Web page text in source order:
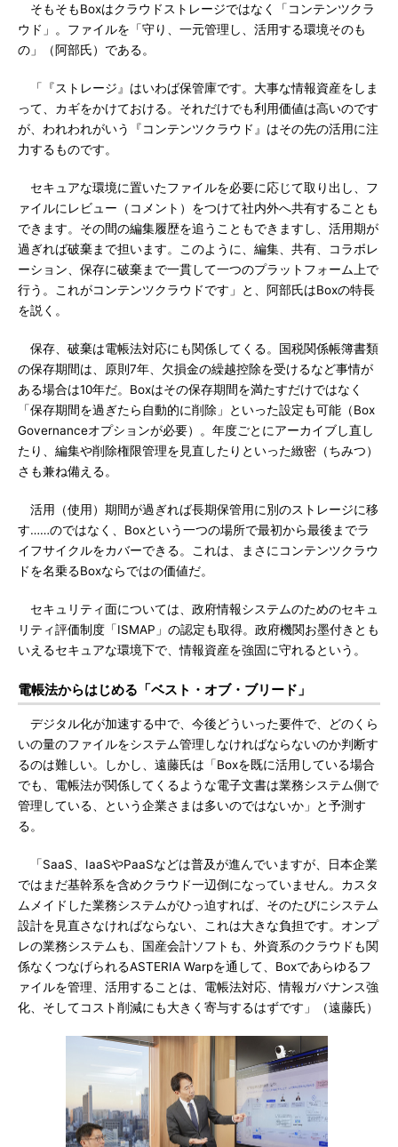
そもそもBoxはクラウドストレージではなく「コンテンツクラ
ウド」。ファイルを「守り、一元管理し、活用する環境そのも
の」（阿部氏）である。
「『ストレージ』はいわば保管庫です。大事な情報資産をしま
って、カギをかけておける。それだけでも利用価値は高いのです
が、われわれがいう『コンテンツクラウド』はその先の活用に注
力するものです。
セキュアな環境に置いたファイルを必要に応じて取り出し、フ
ァイルにレビュー（コメント）をつけて社内外へ共有することも
できます。その間の編集履歴を追うこともできますし、活用期が
過ぎれば破棄まで担います。このように、編集、共有、コラボレ
ーション、保存に破棄まで一貫して一つのプラットフォーム上で
行う。これがコンテンツクラウドです」と、阿部氏はBoxの特長
を説く。
保存、破棄は電帳法対応にも関係してくる。国税関係帳簿書類
の保存期間は、原則7年、欠損金の繰越控除を受けるなど事情が
ある場合は10年だ。Boxはその保存期間を満たすだけではなく
「保存期間を過ぎたら自動的に削除」といった設定も可能（Box
Governanceオプションが必要）。年度ごとにアーカイブし直し
たり、編集や削除権限管理を見直したりといった緻密（ちみつ）
さも兼ね備える。
活用（使用）期間が過ぎれば長期保管用に別のストレージに移
す……のではなく、Boxという一つの場所で最初から最後までラ
イフサイクルをカバーできる。これは、まさにコンテンツクラウ
ドを名乗るBoxならではの価値だ。
セキュリティ面については、政府情報システムのためのセキュ
リティ評価制度「ISMAP」の認定も取得。政府機関お墨付きとも
いえるセキュアな環境下で、情報資産を強固に守れるという。
電帳法からはじめる「ベスト・オブ・ブリード」
デジタル化が加速する中で、今後どういった要件で、どのくら
いの量のファイルをシステム管理しなければならないのか判断す
るのは難しい。しかし、遠藤氏は「Boxを既に活用している場合
でも、電帳法が関係してくるような電子文書は業務システム側で
管理している、という企業さまは多いのではないか」と予測す
る。
「SaaS、IaaSやPaaSなどは普及が進んでいますが、日本企業
ではまだ基幹系を含めクラウド一辺倒になっていません。カスタ
ムメイドした業務システムがひっ迫すれば、そのたびにシステム
設計を見直さなければならない、これは大きな負担です。オンプ
レの業務システムも、国産会計ソフトも、外資系のクラウドも関
係なくつなげられるASTERIA Warpを通して、Boxであらゆるフ
ァイルを管理、活用することは、電帳法対応、情報ガバナンス強
化、そしてコスト削減にも大きく寄与するはずです」（遠藤氏）